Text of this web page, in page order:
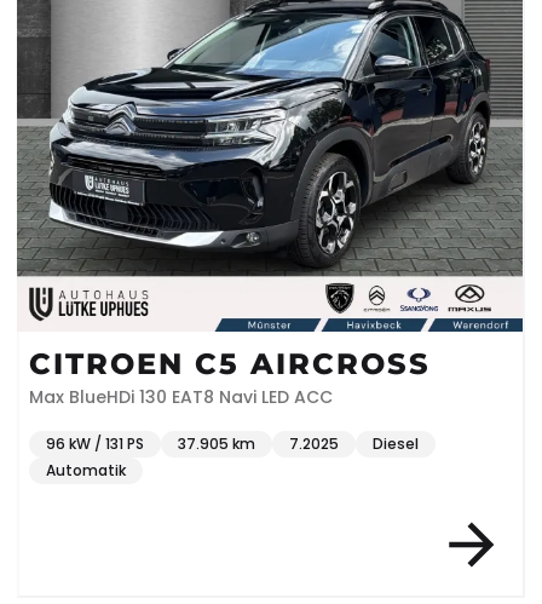
CITROEN C5 AIRCROSS
Max BlueHDi 130 EAT8 Navi LED ACC
96 kW / 131 PS 37.905 km 7.2025
Diesel
Automatik